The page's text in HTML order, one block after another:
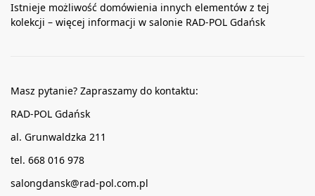
Istnieje możliwość domówienia innych elementów z tej
kolekcji – więcej informacji w salonie RAD-POL Gdańsk
Masz pytanie? Zapraszamy do kontaktu:
RAD-POL Gdańsk
al. Grunwaldzka 211
tel. 668 016 978
salongdansk@rad-pol.com.pl